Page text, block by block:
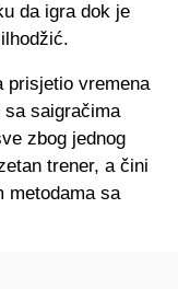
da igra dok je
prisjetio vremena
sa saigračima
zbog jednog
trener, a čini
metodama sa